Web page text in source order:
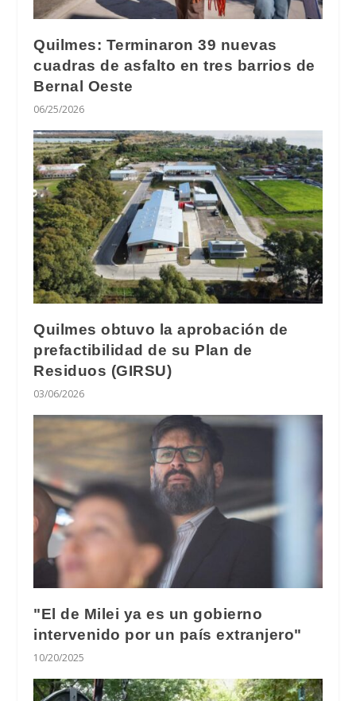
Quilmes: Terminaron 39 nuevas
cuadras de asfalto en tres barrios de
Bernal Oeste
06/25/2026
Quilmes obtuvo la aprobación de
prefactibilidad de su Plan de
Residuos (GIRSU)
03/06/2026
"El de Milei ya es un gobierno
intervenido por un país extranjero"
10/20/2025